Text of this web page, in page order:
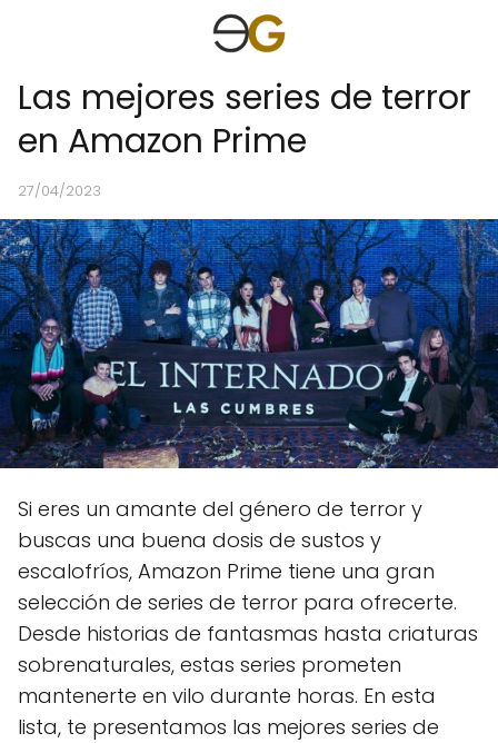
Las mejores series de terror
en Amazon Prime
27/04/2023
Si eres un amante del género de terror y
buscas una buena dosis de sustos y
escalofríos, Amazon Prime tiene una gran
selección de series de terror para ofrecerte.
Desde historias de fantasmas hasta criaturas
sobrenaturales, estas series prometen
mantenerte en vilo durante horas. En esta
lista, te presentamos las mejores series de